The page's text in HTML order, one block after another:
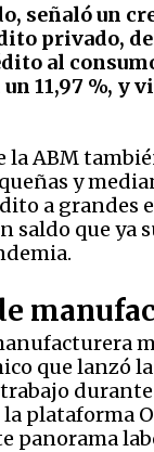
señaló un
privado,
al
11,97 %, y
la ABM
y
a grandes
saldo que ya
que lanzó
la plataforma
panorama